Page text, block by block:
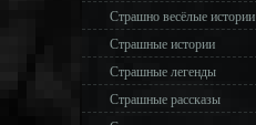
Страшно весёлые истории
Страшные истории
Страшные легенды
Страшные рассказы